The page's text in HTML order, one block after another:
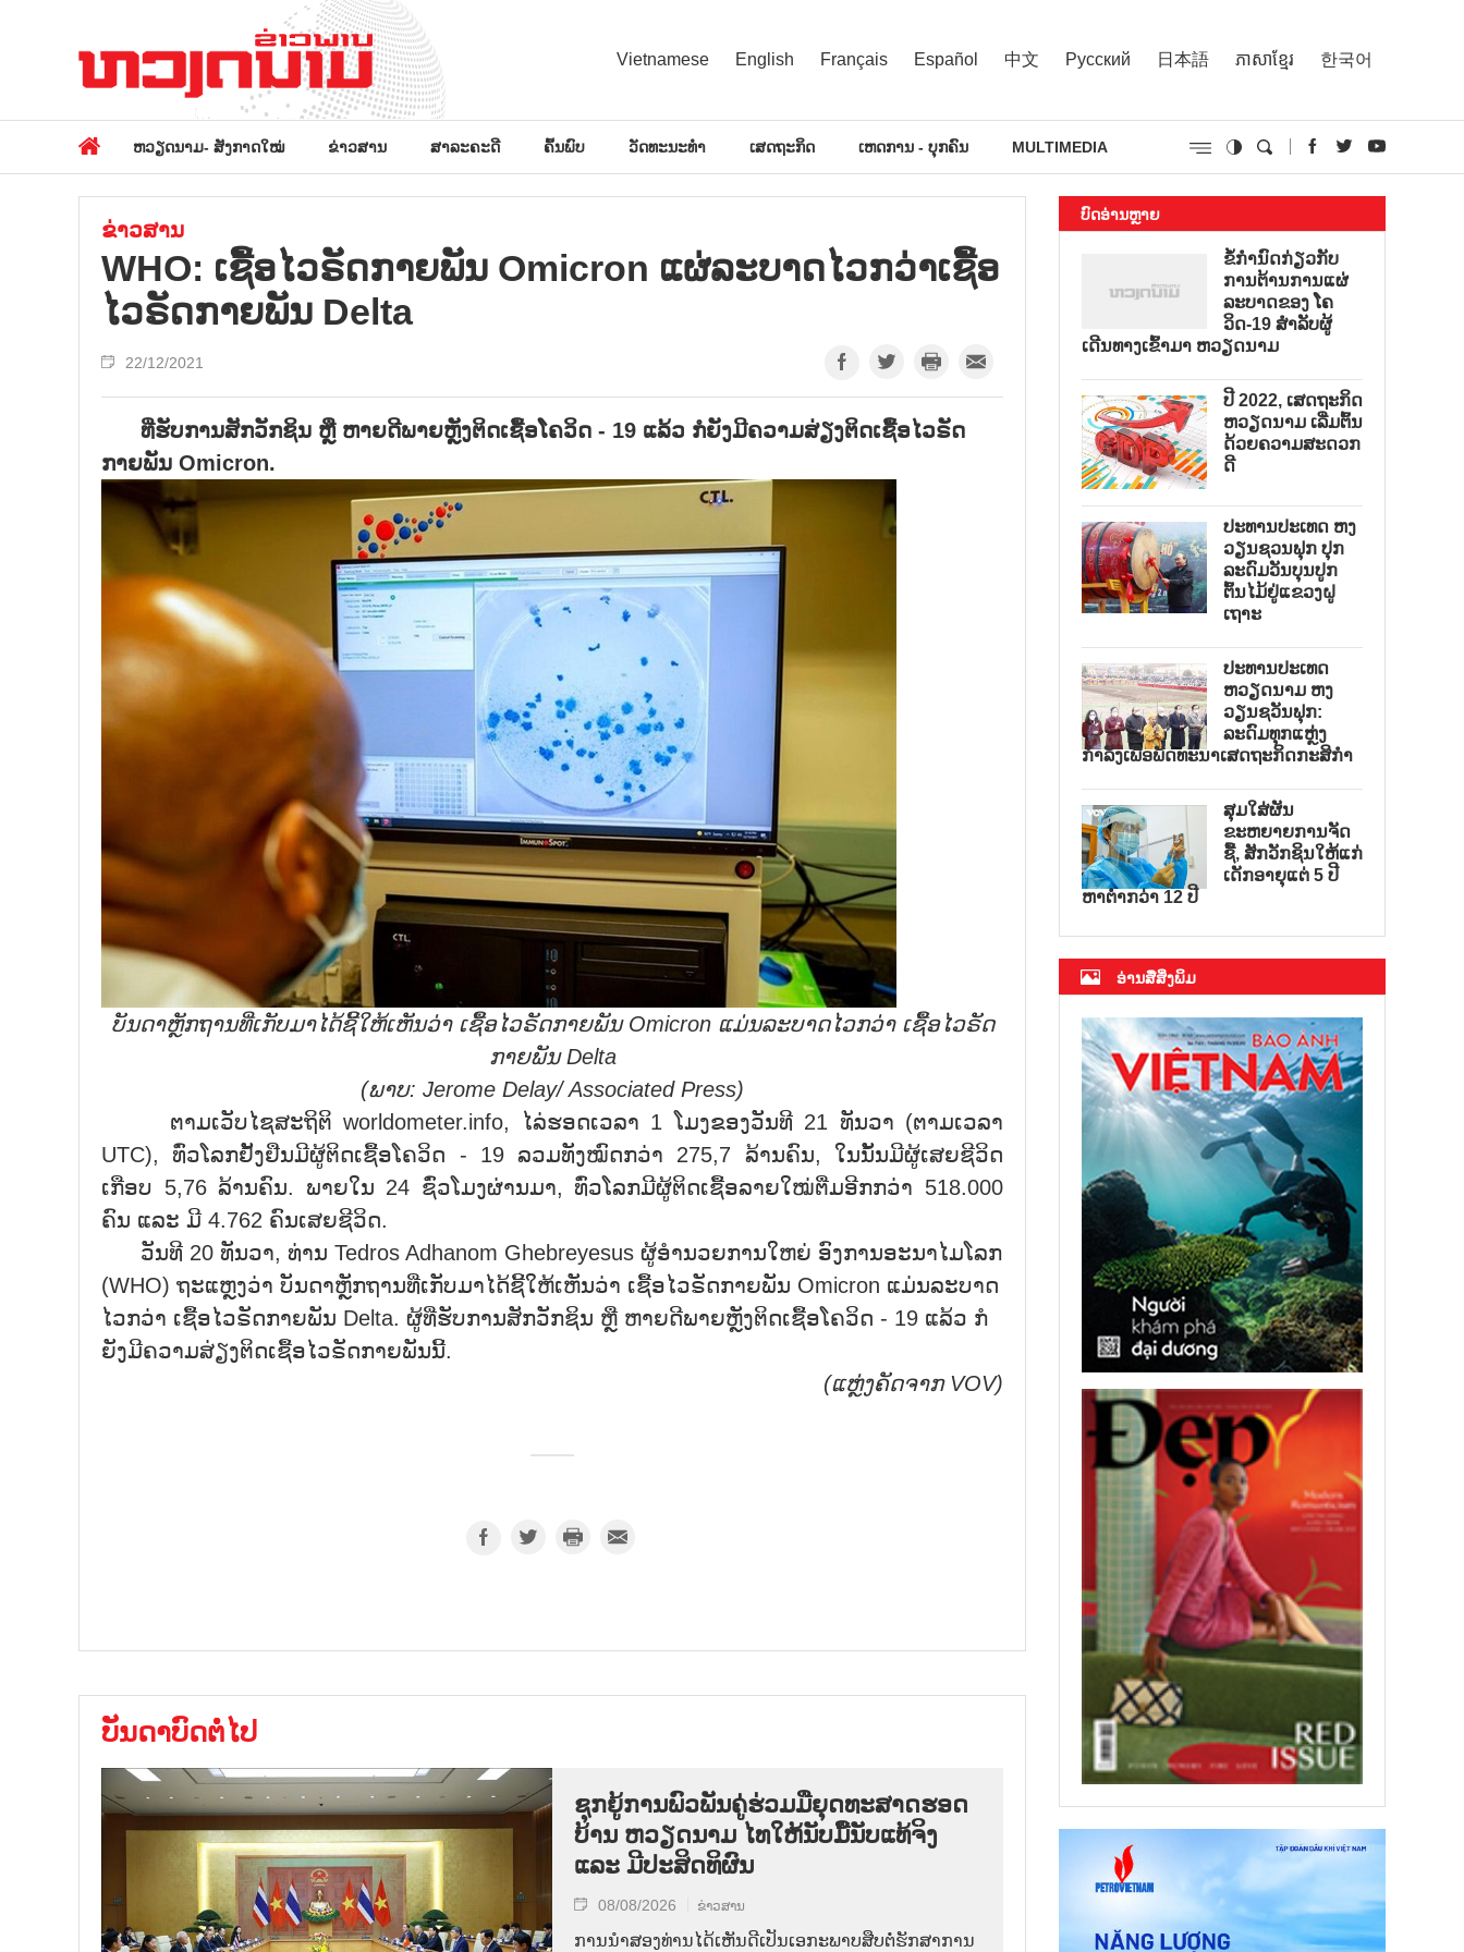
Vietnamese English Français Español 中文 Русский 日本語 ភាសាខ្មែរ 한국어
ຫວຽດນາມ- ສັງກາດໃໝ່ ຂ່າວສານ ສາລະຄະດີ ຄົ້ນພົບ ວັດທະນະທຳ ເສດຖະກິດ ເຫດການ - ບຸກຄົນ MULTIMEDIA
ຂ່າວສານ
WHO: ເຊື້ອໄວຣັດກາຍພັນ Omicron ແຜ່ລະບາດໄວກວ່າເຊື້ອ
ໄວຣັດກາຍພັນ Delta
22/12/2021
ທີ່ຮັບການສັກວັກຊິນ ຫຼື ຫາຍດີພາຍຫຼັງຕິດເຊື້ອໂຄວິດ - 19 ແລ້ວ ກໍຍັງມີຄວາມສ່ຽງຕິດເຊື້ອໄວຣັດ
ກາຍພັນ Omicron.
ບັນດາຫຼັກຖານທີ່ເກັບມາໄດ້ຊີ້ໃຫ້ເຫັນວ່າ ເຊື້ອໄວຣັດກາຍພັນ Omicron ແມ່ນລະບາດໄວກວ່າ ເຊື້ອໄວຣັດ
ກາຍພັນ Delta
(ພາບ: Jerome Delay/ Associated Press)
ຕາມເວັບໄຊສະຖິຕິ worldometer.info, ໄລ່ຮອດເວລາ 1 ໂມງຂອງວັນທີ 21 ທັນວາ (ຕາມເວລາ
UTC), ທົ່ວໂລກຢັ້ງຢືນມີຜູ້ຕິດເຊື້ອໂຄວິດ - 19 ລວມທັງໝົດກວ່າ 275,7 ລ້ານຄົນ, ໃນນັ້ນມີຜູ້ເສຍຊີວິດ
ເກືອບ 5,76 ລ້ານຄົນ. ພາຍໃນ 24 ຊົ່ວໂມງຜ່ານມາ, ທົ່ວໂລກມີຜູ້ຕິດເຊື້ອລາຍໃໝ່ຕື່ມອີກກວ່າ 518.000
ຄົນ ແລະ ມີ 4.762 ຄົນເສຍຊີວິດ.
ວັນທີ 20 ທັນວາ, ທ່ານ Tedros Adhanom Ghebreyesus ຜູ້ອຳນວຍການໃຫຍ່ ອົງການອະນາໄມໂລກ
(WHO) ຖະແຫຼງວ່າ ບັນດາຫຼັກຖານທີ່ເກັບມາໄດ້ຊີ້ໃຫ້ເຫັນວ່າ ເຊື້ອໄວຣັດກາຍພັນ Omicron ແມ່ນລະບາດ
ໄວກວ່າ ເຊື້ອໄວຣັດກາຍພັນ Delta. ຜູ້ທີ່ຮັບການສັກວັກຊິນ ຫຼື ຫາຍດີພາຍຫຼັງຕິດເຊື້ອໂຄວິດ - 19 ແລ້ວ ກໍ
ຍັງມີຄວາມສ່ຽງຕິດເຊື້ອໄວຣັດກາຍພັນນີ້.
(ແຫຼ່ງຄັດຈາກ VOV)
ບັນດາບົດຕໍ່ໄປ
ຊຸກ​ຍູ້​ການ​ພົວ​ພັນ​ຄູ່​ຮ່ວມ​ມື​ຍຸດ​ທະ​ສາດ​ຮອດ​
ບ້ານ ຫວຽດ​ນາມ ໄທ​ໃຫ້​ນັບ​ມື້​ນັບ​ແທ້​ຈິງ
ແລະ ມີ​ປະ​ສິດ​ທິ​ຜົນ
08/08/2026 ຂ່າວສານ
ການ​ນຳ​ສອງ​ທ່ານ​ໄດ້​ເຫັນ​ດີ​ເປັນ​ເອ​ກະ​ພາບ​ສືບ​ຕໍ່​ຮັກ​ສາ​ການ​
ບົດອ່ານຫຼາຍ
ຂໍ້ກຳນົດກ່ຽວກັບ
ການຕ້ານການແຜ່
ລະບາດຂອງ ໂຄ
ວິດ-19 ສຳລັບຜູ້
ເດີນທາງເຂົ້າມາ ຫວຽດນາມ
ປີ 2022, ເສດຖະກິດ
ຫວຽດນາມ ເລີ່ມຕົ້ນ
ດ້ວຍຄວາມສະດວກ
ດີ
ປະທານປະເທດ ຫງ
ວຽນຊວນຟຸກ ປຸກ
ລະດົມວັນບຸນປູກ
ຕົ້ນໄມ້ຢູ່ແຂວງຝູ
ເຖາະ
ປະທານປະເທດ
ຫວຽດນາມ ຫງ
ວຽນຊວັນຟຸກ:
ລະດົມທຸກແຫຼ່ງ
ກຳລັງເພື່ອພັດທະນາເສດຖະກິດກະສິກຳ
ສຸມໃສ່ຜັນ
ຂະຫຍາຍການຈັດ
ຊື້, ສັກວັກຊິນໃຫ້ແກ່
ເດັກອາຍຸແຕ່ 5 ປີ
ຫາຕ່ຳກວ່າ 12 ປີ
ອ່ານສື່ສິ່ງພິມ